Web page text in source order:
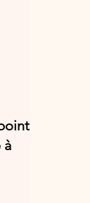
à